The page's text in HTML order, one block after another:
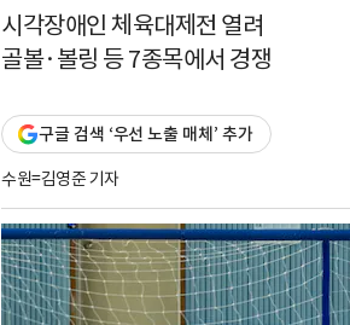
시각장애인 체육대제전 열려
골볼·볼링 등 7종목에서 경쟁
구글 검색 ‘우선 노출 매체’ 추가
수원=김영준 기자